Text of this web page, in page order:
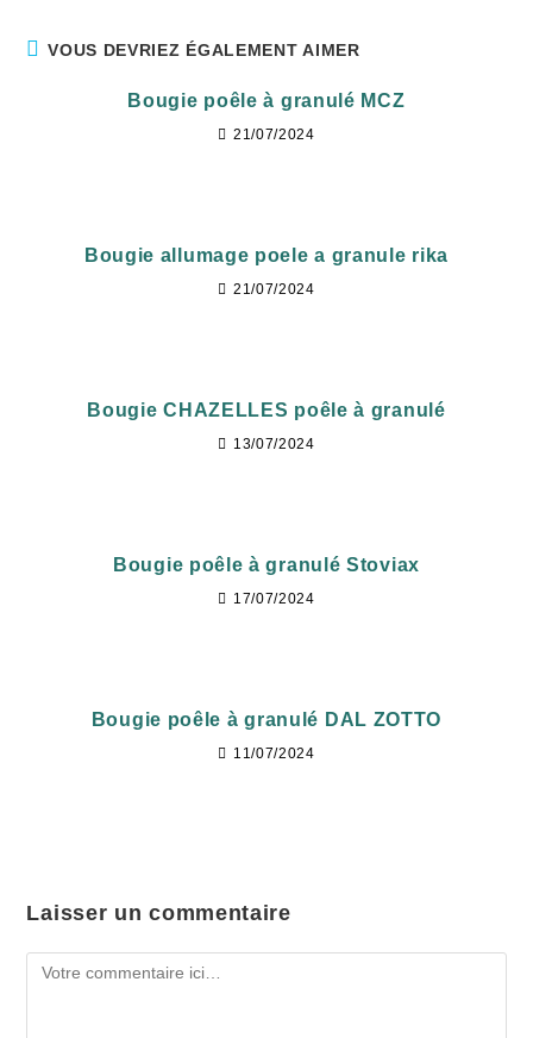
VOUS DEVRIEZ ÉGALEMENT AIMER
Bougie poêle à granulé MCZ
21/07/2024
Bougie allumage poele a granule rika
21/07/2024
Bougie CHAZELLES poêle à granulé
13/07/2024
Bougie poêle à granulé Stoviax
17/07/2024
Bougie poêle à granulé DAL ZOTTO
11/07/2024
Laisser un commentaire